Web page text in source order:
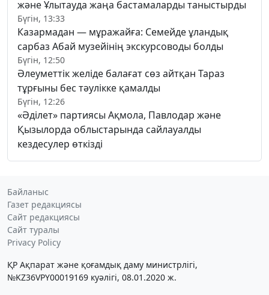
және Ұлытауда жаңа бастамаларды таныстырды
Бүгін, 13:33
Казармадан — мұражайға: Семейде ұландық
сарбаз Абай музейінің экскурсоводы болды
Бүгін, 12:50
Әлеуметтік желіде балағат сөз айтқан Тараз
тұрғыны бес тәулікке қамалды
Бүгін, 12:26
«Әділет» партиясы Ақмола, Павлодар және
Қызылорда облыстарында сайлауалды
кездесулер өткізді
Байланыс
Газет редакциясы
Сайт редакциясы
Сайт туралы
Privacy Policy
ҚР Ақпарат және қоғамдық даму министрлігі,
№KZ36VPY00019169 куәлігі, 08.01.2020 ж.